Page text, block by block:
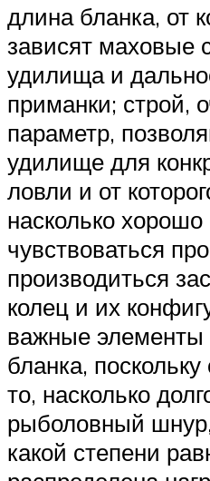
длина бланка, от
зависят маховые
удилища и
приманки; строй,
параметр,
удилище для
ловли и от
насколько хорошо
чувствоваться
производиться
колец и их
важные элементы
бланка,
то, насколько
рыболовный
какой степени